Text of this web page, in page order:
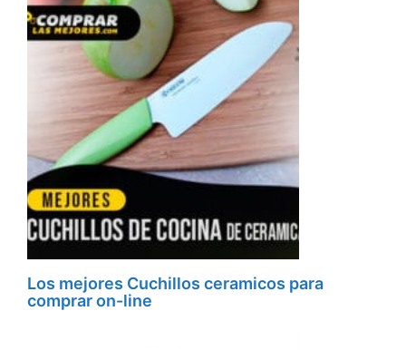
Los mejores Cuchillos ceramicos para
comprar on-line